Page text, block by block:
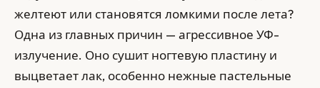
желтеют или становятся ломкими после лета?
Одна из главных причин — агрессивное УФ-
излучение. Оно сушит ногтевую пластину и
выцветает лак, особенно нежные пастельные